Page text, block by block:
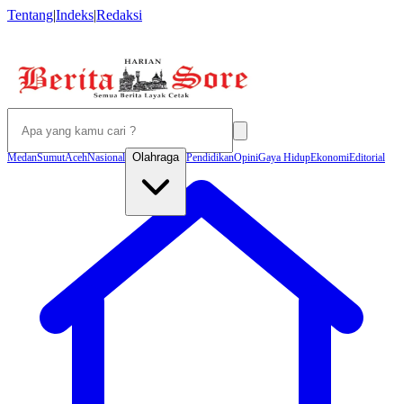
Tentang|Indeks|Redaksi
MedanSumutAcehNasional Olahraga PendidikanOpiniGaya HidupEkonomiEditorial